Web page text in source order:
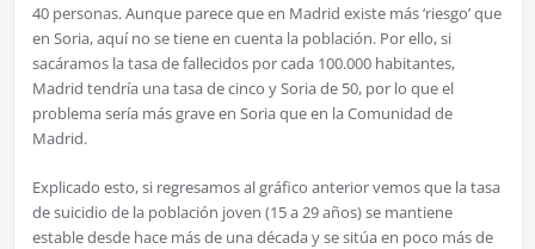
40 personas. Aunque parece que en Madrid existe más ‘riesgo’ que
en Soria, aquí no se tiene en cuenta la población. Por ello, si
sacáramos la tasa de fallecidos por cada 100.000 habitantes,
Madrid tendría una tasa de cinco y Soria de 50, por lo que el
problema sería más grave en Soria que en la Comunidad de
Madrid.
Explicado esto, si regresamos al gráfico anterior vemos que la tasa
de suicidio de la población joven (15 a 29 años) se mantiene
estable desde hace más de una década y se sitúa en poco más de